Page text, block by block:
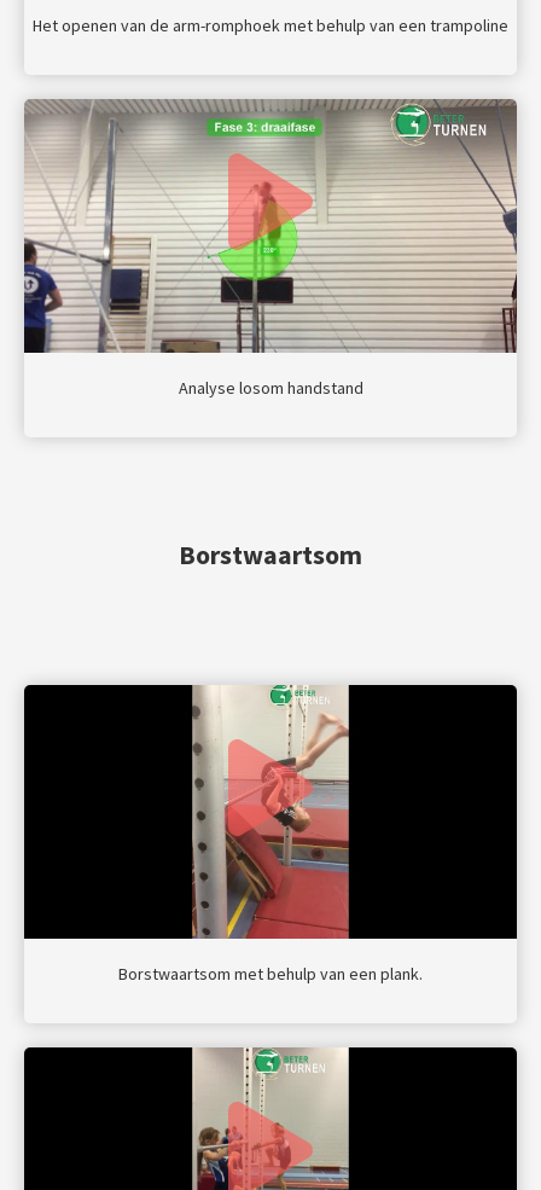
Het openen van de arm-romphoek met behulp van een trampoline
Analyse losom handstand
Borstwaartsom
Borstwaartsom met behulp van een plank.